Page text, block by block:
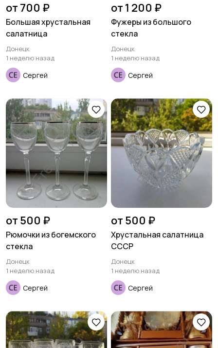
от 700 ₽
Большая хрустальная
салатница
Донецк
1 неделю назад
Сергей
от 1 200 ₽
Фужеры из большого
стекла
Донецк
1 неделю назад
Сергей
от 500 ₽
Рюмочки из богемского
стекла
Донецк
1 неделю назад
Сергей
от 500 ₽
Хрустальная салатница
СССР
Донецк
1 неделю назад
Сергей